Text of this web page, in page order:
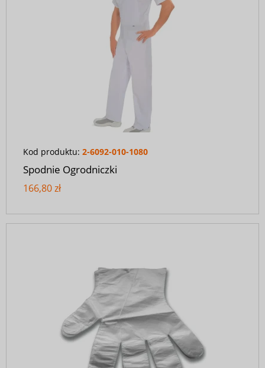
Kod produktu: 2-6092-010-1080
Spodnie Ogrodniczki
166,80 zł